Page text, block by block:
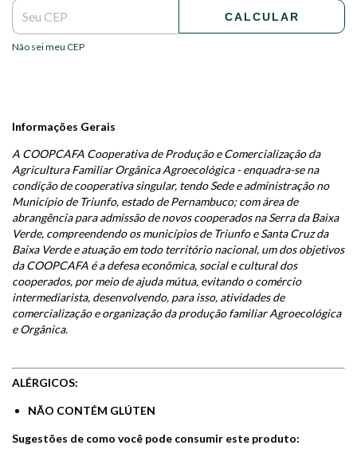
CALCULAR
Não sei meu CEP
Informações Gerais
A COOPCAFA Cooperativa de Produção e Comercialização da
Agricultura Familiar Orgânica Agroecológica - enquadra-se na
condição de cooperativa singular, tendo Sede e administração no
Município de Triunfo, estado de Pernambuco; com área de
abrangência para admissão de novos cooperados na Serra da Baixa
Verde, compreendendo os municípios de Triunfo e Santa Cruz da
Baixa Verde e atuação em todo território nacional, um dos objetivos
da COOPCAFA é a defesa econômica, social e cultural dos
cooperados, por meio de ajuda mútua, evitando o comércio
intermediarista, desenvolvendo, para isso, atividades de
comercialização e organização da produção familiar Agroecológica
e Orgânica.
ALÉRGICOS:
NÃO CONTÉM GLÚTEN
Sugestões de como você pode consumir este produto: